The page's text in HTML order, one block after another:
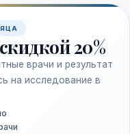
20%
врачи и результат
на исследование в